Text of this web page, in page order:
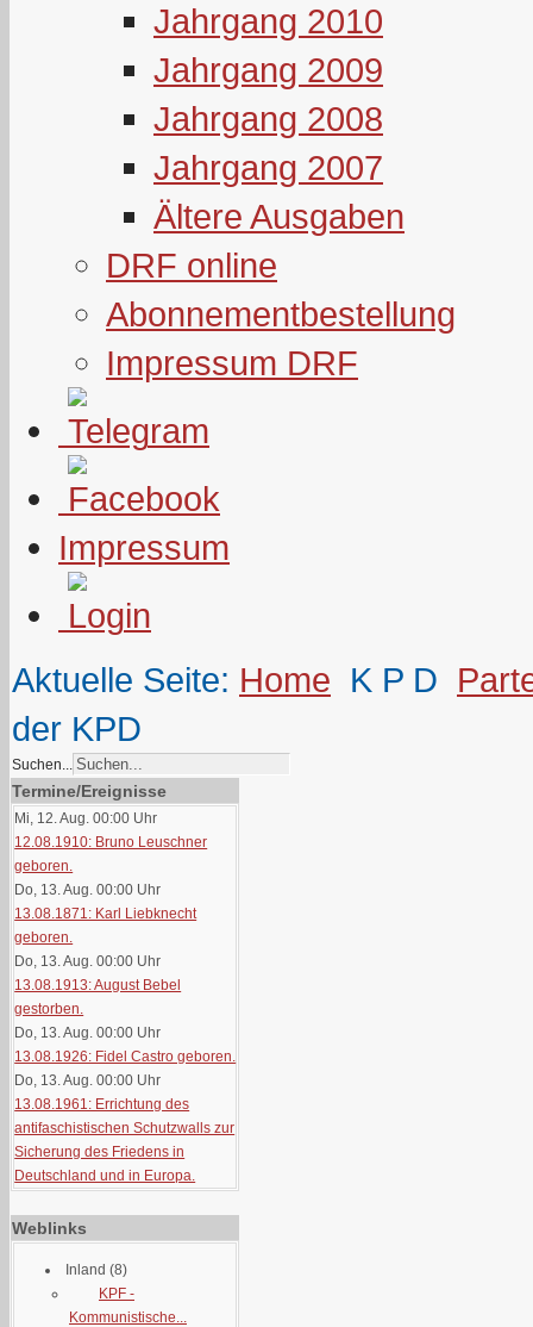
Jahrgang 2010
Jahrgang 2009
Jahrgang 2008
Jahrgang 2007
Ältere Ausgaben
DRF online
Abonnementbestellung
Impressum DRF
Impressum
Aktuelle Seite: Home K P D
der KPD
Suchen...
Termine/Ereignisse
Mi, 12. Aug. 00:00 Uhr
12.08.1910: Bruno Leuschner
geboren.
Do, 13. Aug. 00:00 Uhr
13.08.1871: Karl Liebknecht
geboren.
Do, 13. Aug. 00:00 Uhr
13.08.1913: August Bebel
gestorben.
Do, 13. Aug. 00:00 Uhr
13.08.1926: Fidel Castro geboren.
Do, 13. Aug. 00:00 Uhr
13.08.1961: Errichtung des
antifaschistischen Schutzwalls zur
Sicherung des Friedens in
Deutschland und in Europa.
Weblinks
Inland (8)
KPF -
Kommunistische...